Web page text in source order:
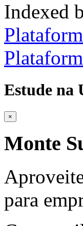
Indexed
Estude na
×
Monte
para